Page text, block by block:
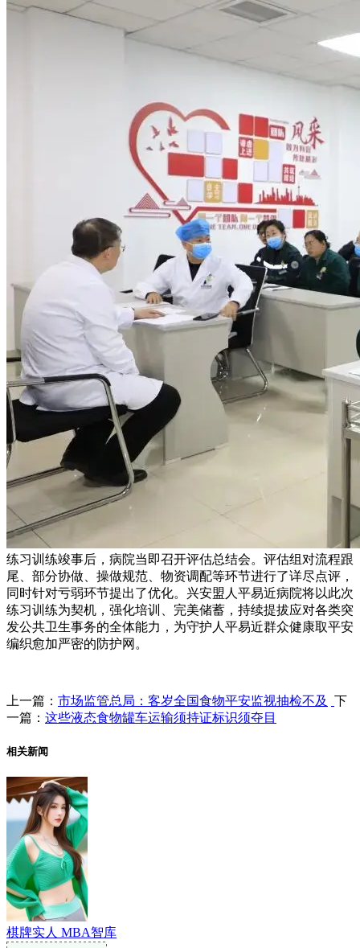
练习训练竣事后，病院当即召开评估总结会。评估组对流程跟
尾、部分协做、操做规范、物资调配等环节进行了详尽点评，
同时针对亏弱环节提出了优化。兴安盟人平易近病院将以此次
练习训练为契机，强化培训、完美储蓄，持续提拔应对各类突
发公共卫生事务的全体能力，为守护人平易近群众健康取平安
编织愈加严密的防护网。
上一篇： 市场监管总局：客岁全国食物平安监视抽检不及
下
一篇： 这些液态食物罐车运输须持证标识须夺目
相关新闻
棋牌实人 MBA智库